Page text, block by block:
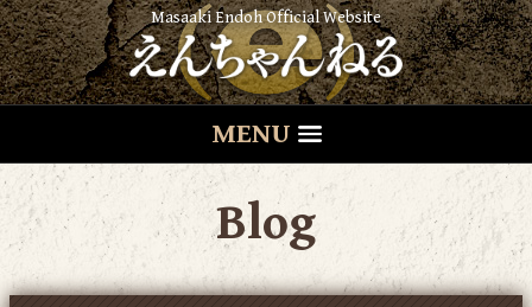
Masaaki Endoh Official Website
MENU
Blog